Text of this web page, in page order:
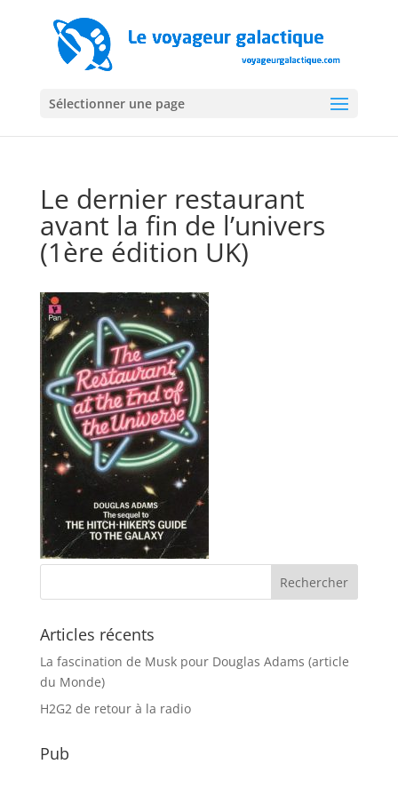
Sélectionner une page
Le dernier restaurant
avant la fin de l’univers
(1ère édition UK)
Articles récents
La fascination de Musk pour Douglas Adams (article
du Monde)
H2G2 de retour à la radio
Pub